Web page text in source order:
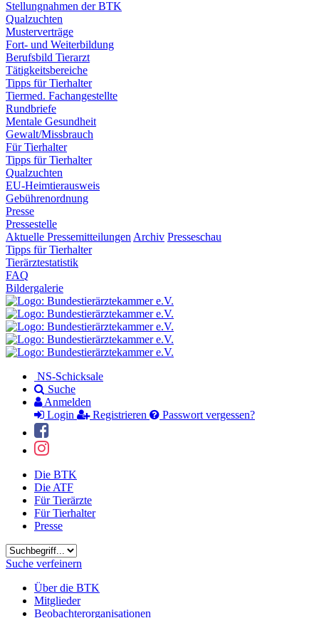
Stellungnahmen der BTK
Qualzuchten
Musterverträge
Fort- und Weiterbildung
Berufsbild Tierarzt
Tätigkeitsbereiche
Tipps für Tierhalter
Tiermed. Fachangestellte
Rundbriefe
Mentale Gesundheit
Gewalt/Missbrauch
Für Tierhalter
Tipps für Tierhalter
Qualzuchten
EU-Heimtierausweis
Gebührenordnung
Presse
Pressestelle
Aktuelle Pressemitteilungen Archiv Presseschau
Tipps für Tierhalter
Tierärztestatistik
FAQ
Bildergalerie
NS-Schicksale
Suche
Anmelden
Login
Registrieren Passwort vergessen?
Die BTK
Die ATF
Für Tierärzte
Für Tierhalter
Presse
Suchbegriff
Suche verfeinern
Über die BTK
Mitglieder
Beobachterorganisationen